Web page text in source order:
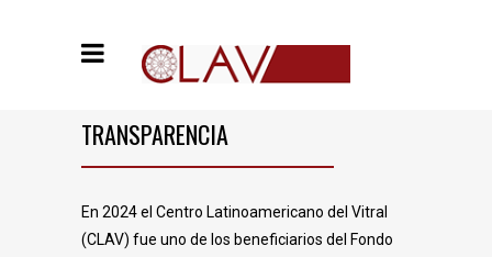
TRANSPARENCIA
En 2024 el Centro Latinoamericano del Vitral
(CLAV) fue uno de los beneficiarios del Fondo